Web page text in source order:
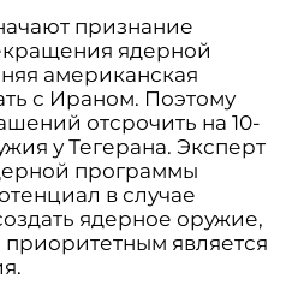
признание
ядерной
американская
с Ираном. Поэтому
отсрочить на 10-
у Тегерана. Эксперт
программы
в случае
ядерное оружие,
является